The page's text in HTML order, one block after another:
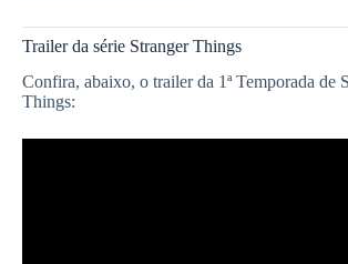
Trailer da série Stranger Things
Confira, abaixo, o trailer da 1ª Temporada de
Things: